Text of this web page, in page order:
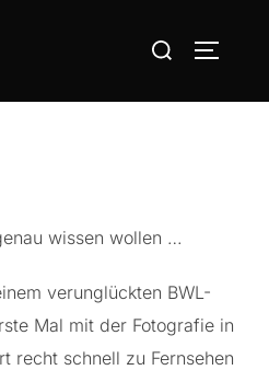
Suchen
wissen wollen …
verunglückten BWL-
Mal mit der Fotografie in
recht schnell zu Fernsehen